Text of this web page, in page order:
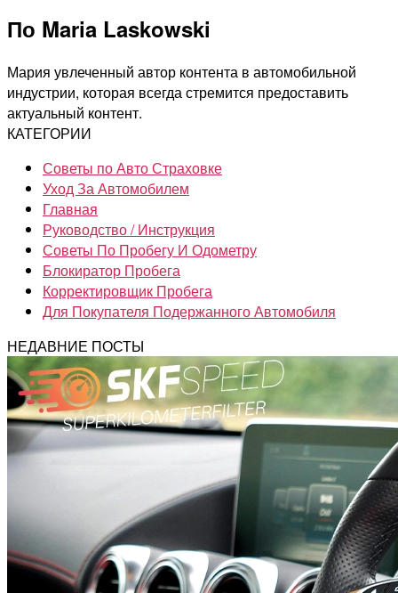
По Maria Laskowski
Мария увлеченный автор контента в автомобильной
индустрии, которая всегда стремится предоставить
актуальный контент.
КАТЕГОРИИ
Советы по Авто Страховке
Уход За Автомобилем
Главная
Руководство / Инструкция
Советы По Пробегу И Одометру
Блокиратор Пробега
Корректировщик Пробега
Для Покупателя Подержанного Автомобиля
НЕДАВНИЕ ПОСТЫ